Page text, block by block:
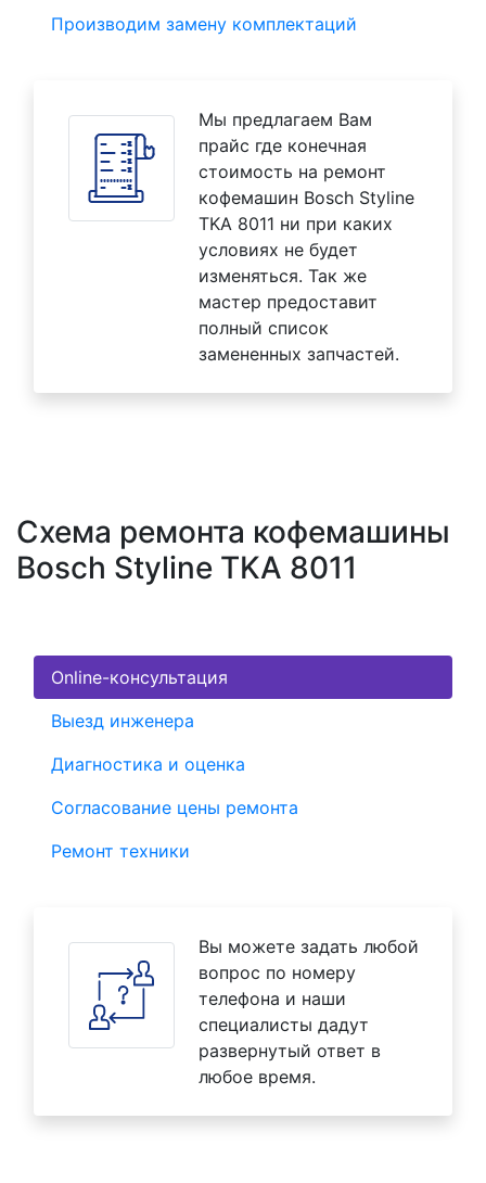
Производим замену комплектаций
Мы предлагаем Вам
прайс где конечная
стоимость на ремонт
кофемашин Bosch Styline
TKA 8011 ни при каких
условиях не будет
изменяться. Так же
мастер предоставит
полный список
замененных запчастей.
Схема ремонта кофемашины
Bosch Styline TKA 8011
Online-консультация
Выезд инженера
Диагностика и оценка
Согласование цены ремонта
Ремонт техники
Вы можете задать любой
вопрос по номеру
телефона и наши
специалисты дадут
развернутый ответ в
любое время.